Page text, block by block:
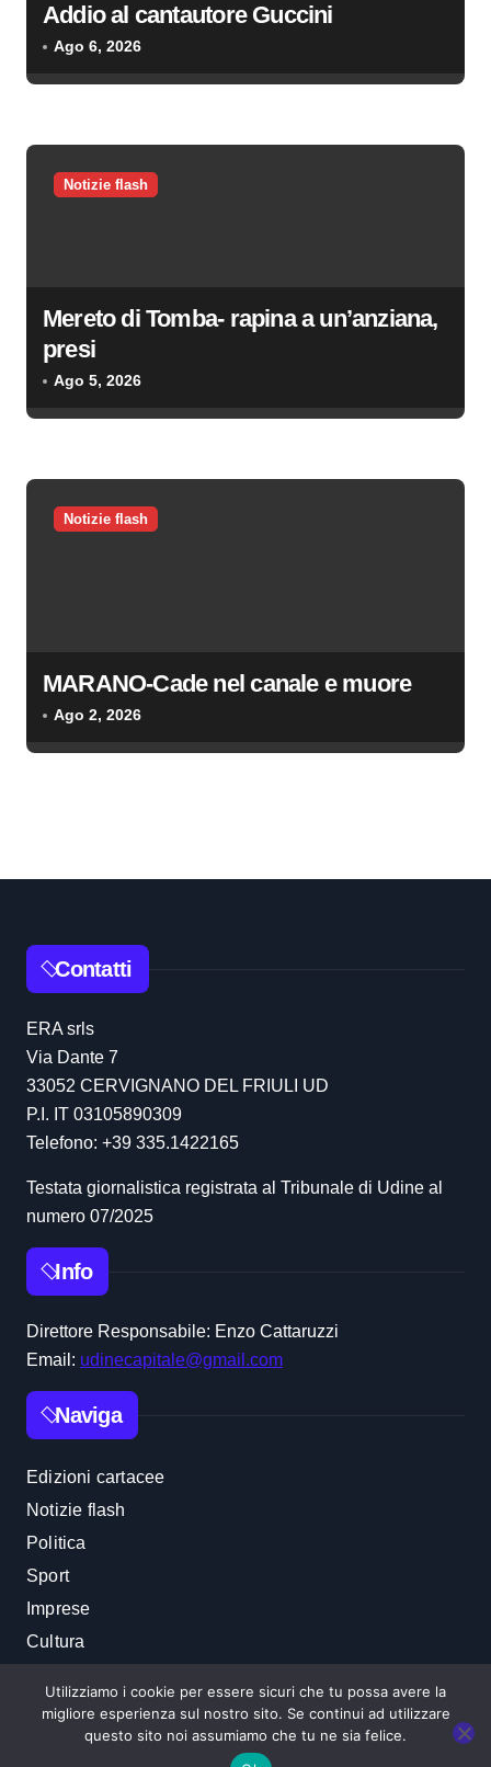
c
l
Addio al cantautore Guccini
Ago 6, 2026
Notizie flash
Mereto di Tomba- rapina a un’anziana,
presi
Ago 5, 2026
Notizie flash
MARANO-Cade nel canale e muore
Ago 2, 2026
Contatti
ERA srls
Via Dante 7
33052 CERVIGNANO DEL FRIULI UD
P.I. IT 03105890309
Telefono: +39 335.1422165
Testata giornalistica registrata al Tribunale di Udine al
numero 07/2025
Info
Direttore Responsabile: Enzo Cattaruzzi
Email: udinecapitale@gmail.com
Naviga
Edizioni cartacee
Notizie flash
Politica
Sport
Imprese
Cultura
Utilizziamo i cookie per essere sicuri che tu possa avere la
migliore esperienza sul nostro sito. Se continui ad utilizzare
questo sito noi assumiamo che tu ne sia felice.